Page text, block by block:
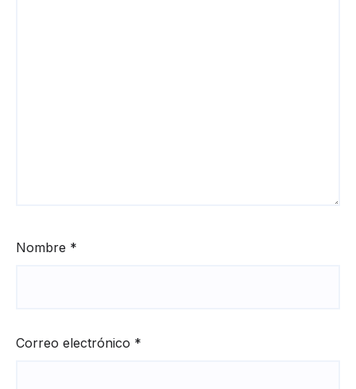
Nombre *
Correo electrónico *